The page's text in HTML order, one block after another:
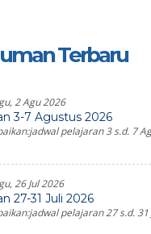
Terbaru
2 Agu 2026
3-7 Agustus 2026
pelajaran 3 s.d. 7
26 Jul 2026
27-31 Juli 2026
pelajaran 27 s.d. 31